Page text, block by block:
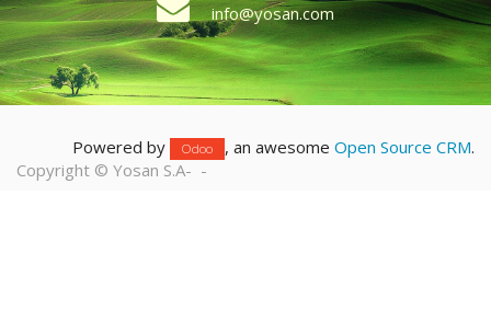
info@yosan.com
Powered by Odoo , an awesome Open Source CRM.
Copyright © Yosan S.A- -